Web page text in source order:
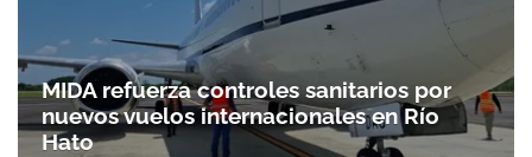
MIDA refuerza controles sanitarios por
nuevos vuelos internacionales en Río
Hato